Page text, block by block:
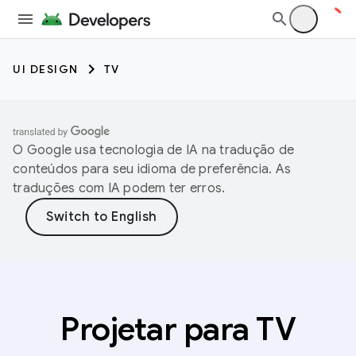
UI DESIGN TV
O Google usa tecnologia de IA na tradução de
conteúdos para seu idioma de preferência. As
traduções com IA podem ter erros.
Projetar para TV